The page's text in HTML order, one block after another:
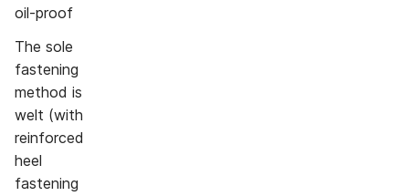
oil-proof
The sole
fastening
method is
welt (with
reinforced
heel
fastening